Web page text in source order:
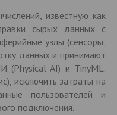
известную как
сырых данных с
узлы (сенсоры,
данных и принимают
(Physical AI) и TinyML.
исключить затраты на
пользователей и
подключения.